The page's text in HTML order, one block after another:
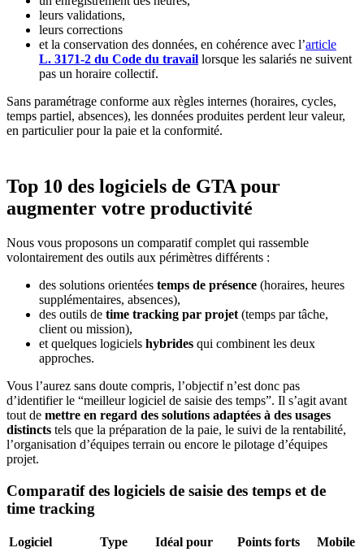
leurs validations,
leurs corrections
et la conservation des données, en cohérence avec l’article
L. 3171-2 du Code du travail lorsque les salariés ne suivent
pas un horaire collectif.
Sans paramétrage conforme aux règles internes (horaires, cycles,
temps partiel, absences), les données produites perdent leur valeur,
en particulier pour la paie et la conformité.
Top 10 des logiciels de GTA pour
augmenter votre productivité
Nous vous proposons un comparatif complet qui rassemble
volontairement des outils aux périmètres différents :
des solutions orientées temps de présence (horaires, heures
supplémentaires, absences),
des outils de time tracking par projet (temps par tâche,
client ou mission),
et quelques logiciels hybrides qui combinent les deux
approches.
Vous l’aurez sans doute compris, l’objectif n’est donc pas
d’identifier le “meilleur logiciel de saisie des temps”. Il s’agit avant
tout de mettre en regard des solutions adaptées à des usages
distincts tels que la préparation de la paie, le suivi de la rentabilité,
l’organisation d’équipes terrain ou encore le pilotage d’équipes
projet.
Comparatif des logiciels de saisie des temps et de
time tracking
Logiciel Type Idéal pour Points forts
Mobile